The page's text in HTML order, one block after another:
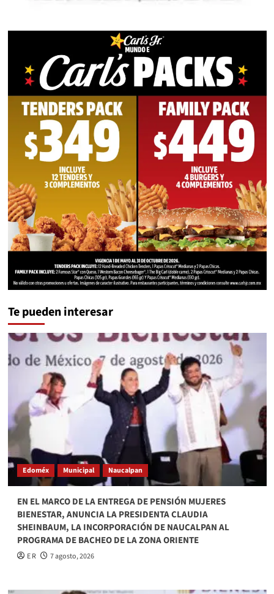
Te pueden interesar
Edoméx Municipal Naucalpan
EN EL MARCO DE LA ENTREGA DE PENSIÓN MUJERES
BIENESTAR, ANUNCIA LA PRESIDENTA CLAUDIA
SHEINBAUM, LA INCORPORACIÓN DE NAUCALPAN AL
PROGRAMA DE BACHEO DE LA ZONA ORIENTE
E R 7 agosto, 2026